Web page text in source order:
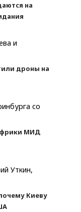
на
и
дроны на
со
МИД
Уткин,
Киеву